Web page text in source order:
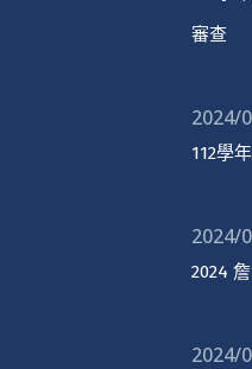
審查
2024/
112學
2024/
2024
2024/